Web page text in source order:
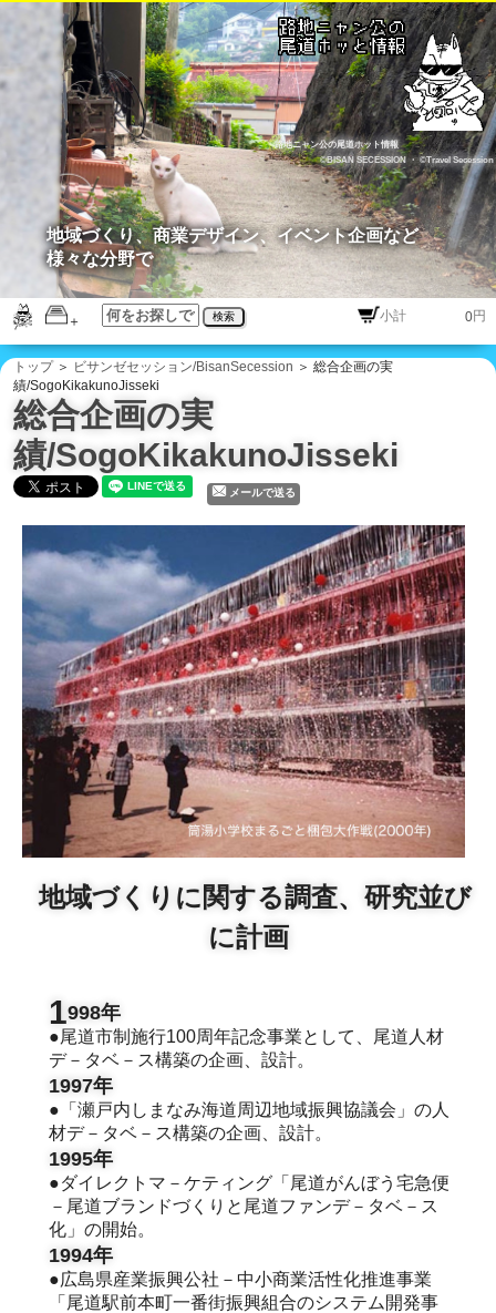
路地ニャン公の尾道ホット情報
©BISAN SECESSION
・©Travel Secession
検索 円
地域づくり、商業デザイン、イベント企画など
様々な分野で
トップ＞ ビサンゼセッション/BisanSecession ＞ 総合企画の実
績/SogoKikakunoJisseki
総合企画の実
績/SogoKikakunoJisseki
メールで送る
地域づくりに関する調査、研究並び
に計画
1998年
●尾道市制施行100周年記念事業として、尾道人材
デ－タベ－ス構築の企画、設計。
1997年
●「瀬戸内しまなみ海道周辺地域振興協議会」の人
材デ－タベ－ス構築の企画、設計。
1995年
●ダイレクトマ－ケティング「尾道がんぼう宅急便
－尾道ブランドづくりと尾道ファンデ－タベ－ス
化」の開始。
1994年
●広島県産業振興公社－中小商業活性化推進事業
「尾道駅前本町一番街振興組合のシステム開発事